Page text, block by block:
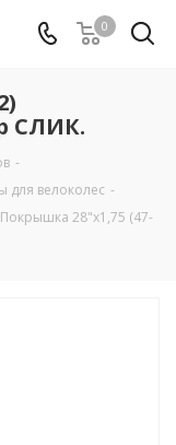
0
СЛИК.
-
велоколес -
Покрышка 28"х1,75 (47-